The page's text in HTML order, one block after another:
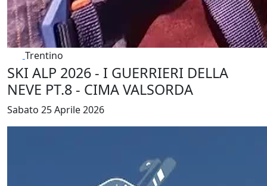
Trentino
SKI ALP 2026 - I GUERRIERI DELLA
NEVE PT.8 - CIMA VALSORDA
Sabato 25 Aprile 2026